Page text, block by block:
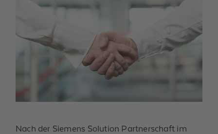
Nach der Siemens Solution Partnerschaft im